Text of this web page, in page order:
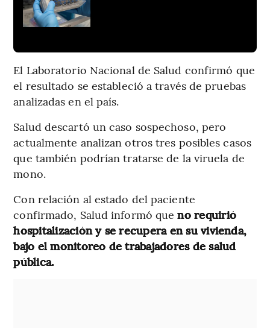
El Laboratorio Nacional de Salud confirmó que
el resultado se estableció a través de pruebas
analizadas en el país.
Salud descartó un caso sospechoso, pero
actualmente analizan otros tres posibles casos
que también podrían tratarse de la viruela de
mono.
Con relación al estado del paciente
confirmado, Salud informó queno requirió
hospitalización y se recupera en su vivienda,
bajo el monitoreo de trabajadores de salud
pública.